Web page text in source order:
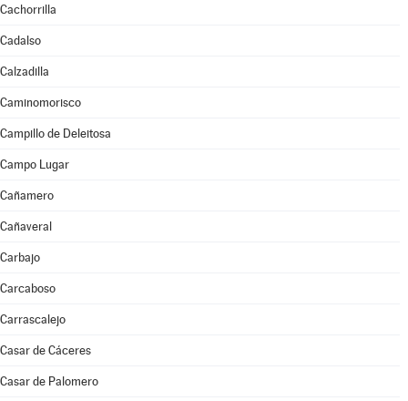
Cachorrilla
Cadalso
Calzadilla
Caminomorisco
Campillo de Deleitosa
Campo Lugar
Cañamero
Cañaveral
Carbajo
Carcaboso
Carrascalejo
Casar de Cáceres
Casar de Palomero